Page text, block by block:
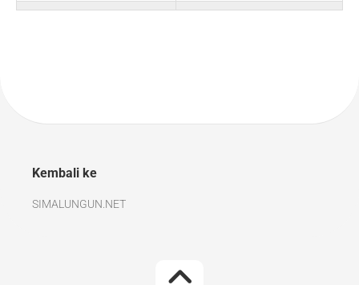
Kembali ke
SIMALUNGUN.NET